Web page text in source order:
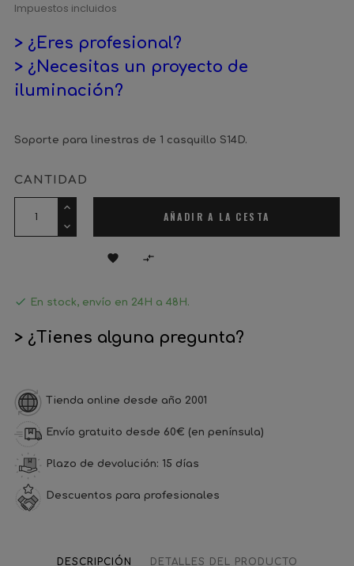
Impuestos incluidos
> ¿Eres profesional?
> ¿Necesitas un proyecto de
iluminación?
Soporte para linestras de 1 casquillo S14D.
CANTIDAD
AÑADIR A LA CESTA
 
 En stock, envío en 24H a 48H.
> ¿Tienes alguna pregunta?
Tienda online desde año 2001
Envío gratuito desde 60€ (en península)
Plazo de devolución: 15 días
Descuentos para profesionales
DESCRIPCIÓN
DETALLES DEL PRODUCTO